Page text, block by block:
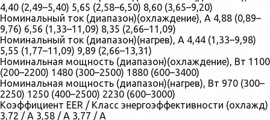
4,40 (2,49–5,40) 5,65 (2,58–6,50) 8,60 (3,65–9,20)
Номинальный ток (диапазон)(охлаждение), А 4,88 (0,89–
9,76) 6,56 (1,33–11,09) 8,35 (2,66–11,09)
Номинальный ток (диапазон)(нагрев), А 4,44 (1,33–9,98)
5,55 (1,77–11,09) 9,89 (2,66–13,31)
Номинальная мощность (диапазон)(охлаждение), Вт 1100
(200–2200) 1480 (300–2500) 1880 (600–3400)
Номинальная мощность (диапазон)(нагрев), Вт 970 (300–
2250) 1250 (400–2500) 2230 (600–3000)
Коэффициент EER / Класс энергоэффективности (охлажд)
3,72 / A 3,58 / A 3,77 / A